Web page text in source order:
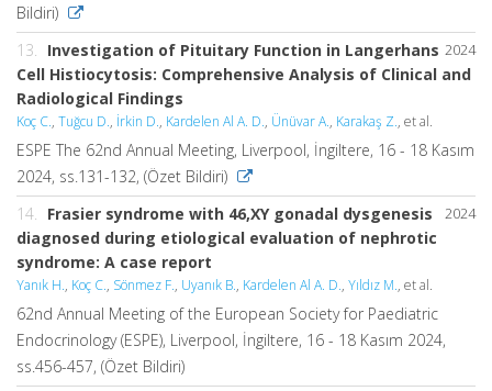
Bildiri)
2024
13.
Investigation of Pituitary Function in Langerhans
Cell Histiocytosis: Comprehensive Analysis of Clinical and
Radiological Findings
Koç C., Tuğcu D., İrkin D., Kardelen Al A. D., Ünüvar A., Karakaş Z., et al.
ESPE The 62nd Annual Meeting, Liverpool, İngiltere, 16 - 18 Kasım
2024, ss.131-132, (Özet Bildiri)
2024
14.
Frasier syndrome with 46,XY gonadal dysgenesis
diagnosed during etiological evaluation of nephrotic
syndrome: A case report
Yanık H., Koç C., Sönmez F., Uyanık B., Kardelen Al A. D., Yıldız M., et al.
62nd Annual Meeting of the European Society for Paediatric
Endocrinology (ESPE), Liverpool, İngiltere, 16 - 18 Kasım 2024,
ss.456-457, (Özet Bildiri)